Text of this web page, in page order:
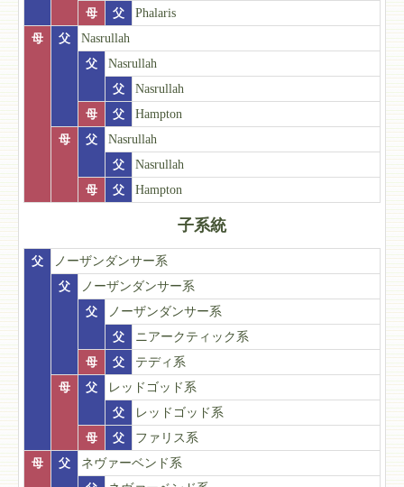
母
父
Phalaris
母
父
Nasrullah
父
Nasrullah
父
Nasrullah
母
父
Hampton
母
父
Nasrullah
父
Nasrullah
母
父 Hampton
子系統
父
ノーザンダンサー系
父
ノーザンダンサー系
父
ノーザンダンサー系
父
ニアークティック系
母
父
テディ系
母
父
レッドゴッド系
父
レッドゴッド系
母
父
ファリス系
母
父
ネヴァーベンド系